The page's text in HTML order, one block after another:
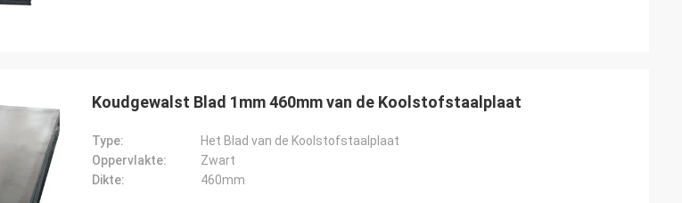
Koudgewalst Blad 1mm 460mm van de Koolstofstaalplaat
Type:
Het Blad van de Koolstofstaalplaat
Oppervlakte:
Zwart
Dikte:
460mm